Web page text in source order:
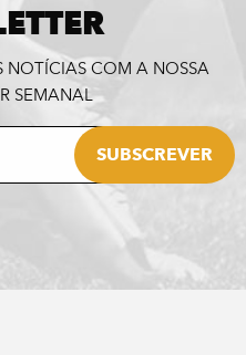
NOTÍCIAS COM A NOSSA
SEMANAL